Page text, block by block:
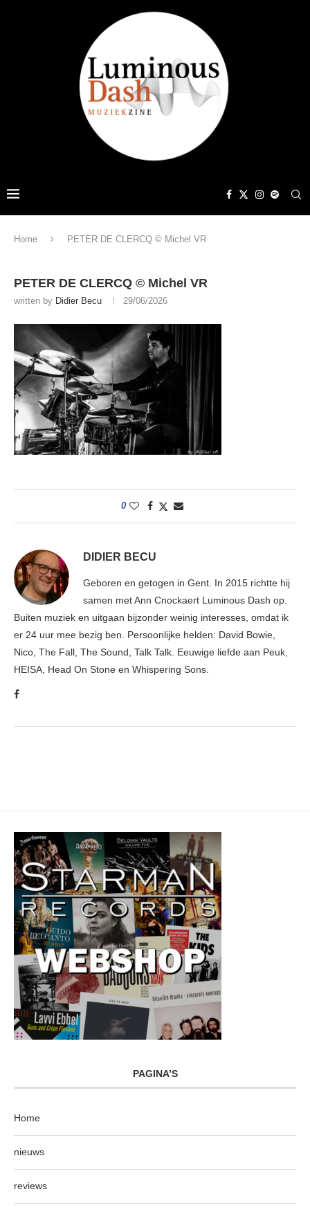
Home PETER DE CLERCQ © Michel VR
PETER DE CLERCQ © Michel VR
written by Didier Becu 29/06/2026
0
DIDIER BECU
Geboren en getogen in Gent. In 2015 richtte hij
samen met Ann Cnockaert Luminous Dash op.
Buiten muziek en uitgaan bijzonder weinig interesses, omdat ik
er 24 uur mee bezig ben. Persoonlijke helden: David Bowie,
Nico, The Fall, The Sound, Talk Talk. Eeuwige liefde aan Peuk,
HEISA, Head On Stone en Whispering Sons.
PAGINA’S
Home
nieuws
reviews